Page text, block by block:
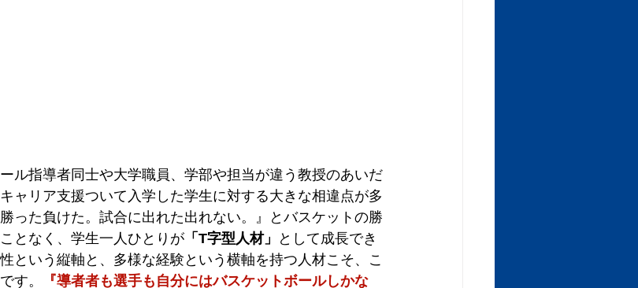
ル指導者同士や大学職員、学部や担当が違う教授のあいだ
ャリア支援ついて入学した学生に対する大きな相違点が多
った負けた。試合に出れた出れない。』とバスケットの勝
となく、学生一人ひとりが 「T字型人材」
として成長でき
という縦軸と、多様な経験という横軸を持つ人材こそ、こ
す。
『導者者も選手も自分にはバスケットボールしかな